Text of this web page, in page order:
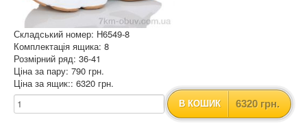
Складський номер: H6549-8
Комплектація ящика: 8
Розмірний ряд: 36-41
Ціна за пару: 790 грн.
Ціна за ящик:: 6320 грн.
В КОШИК 6320 грн.